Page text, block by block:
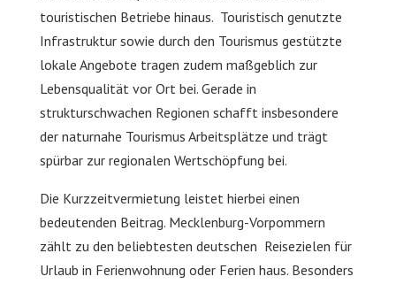
touristischen Betriebe hinaus. Touristisch genutzte
Infrastruktur sowie durch den Tourismus gestützte
lokale Angebote tragen zudem maßgeblich zur
Lebensqualität vor Ort bei. Gerade in
strukturschwachen Regionen schafft insbesondere
der naturnahe Tourismus Arbeitsplätze und trägt
spürbar zur regionalen Wertschöpfung bei.
Die Kurzzeitvermietung leistet hierbei einen
bedeutenden Beitrag. Mecklenburg-Vorpommern
zählt zu den beliebtesten deutschen Reisezielen für
Urlaub in Ferienwohnung oder Ferien haus. Besonders